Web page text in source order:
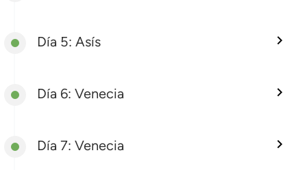
Día 5: Asís
Día 6: Venecia
Día 7: Venecia